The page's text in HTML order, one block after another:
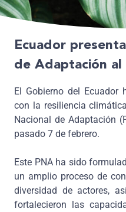
Ecuador
de Adaptación al
El Gobierno del Ecuador
con la resiliencia
Nacional de Adaptación
pasado 7 de febrero.
Este PNA ha sido
un amplio proceso de
diversidad de actores,
fortalecieron las